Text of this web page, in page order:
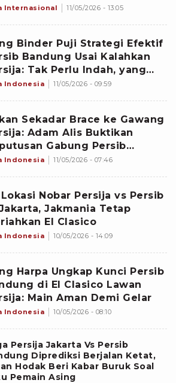
untuk Hansi Flick
Internasional 11/05/2026 - 13:05
Binder Puji Strategi Efektif
Bandung Usai Kalahkan
Tak Perlu Indah, yang
Tiga Poin
Indonesia 11/05/2026 - 09:59
Sekadar Brace ke Gawang
Adam Alis Buktikan
Gabung Persib
Tak Salah
Indonesia 11/05/2026 - 07:46
Nobar Persija vs Persib
Jakmania Tetap
El Clasico
Indonesia 10/05/2026 - 14:09
Harpa Ungkap Kunci Persib
di El Clasico Lawan
Main Aman Demi Gelar
Indonesia 10/05/2026 - 08:10
Persija Jakarta Vs Persib
Diprediksi Berjalan Ketat,
Hodak Beri Kabar Buruk Soal
Pemain Asing